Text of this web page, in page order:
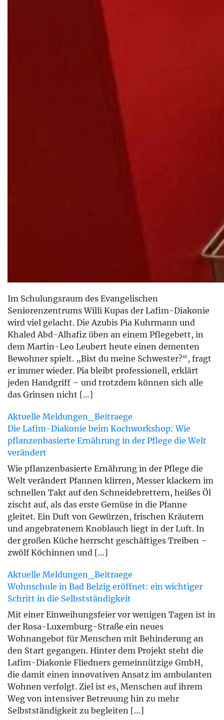
Im Schulungsraum des Evangelischen
Seniorenzentrums Willi Kupas der Lafim-Diakonie
wird viel gelacht. Die Azubis Pia Kuhrmann und
Khaled Abd-Alhafiz üben an einem Pflegebett, in
dem Martin-Leo Leubert heute einen dementen
Bewohner spielt. „Bist du meine Schwester?“, fragt
er immer wieder. Pia bleibt professionell, erklärt
jeden Handgriff – und trotzdem können sich alle
das Grinsen nicht […]
Aktuelle Meldungen_Beitraege
Die Lafim-Diakonie beim Kochworkshop: Wie
pflanzenbasierte Ernährung in der Pflege die Welt
verändert
Wie pflanzenbasierte Ernährung in der Pflege die
Welt verändert Pfannen klirren, Messer klackern im
schnellen Takt auf den Schneidebrettern, heißes Öl
zischt auf, als das erste Gemüse in die Pfanne
gleitet. Ein Duft von Gewürzen, frischen Kräutern
und angebratenem Knoblauch liegt in der Luft. In
der großen Küche herrscht geschäftiges Treiben –
zwölf Köchinnen und […]
Aktuelle Meldungen_Beitraege
Wohnschule in Bad Belzig eröffnet: ein wichtiger
Schritt in die Selbstständigkeit
Mit einer Einweihungsfeier vor wenigen Tagen ist in
der Rosa-Luxemburg-Straße ein neues
Wohnangebot für Menschen mit Behinderung an
den Start gegangen. Hinter dem Projekt steht die
Lafim-Diakonie Fliedners gemeinnützige GmbH,
die damit einen innovativen Ansatz im ambulanten
Wohnen verfolgt. Ziel ist es, Menschen auf ihrem
Weg von intensiver Betreuung hin zu mehr
Selbstständigkeit zu begleiten […]